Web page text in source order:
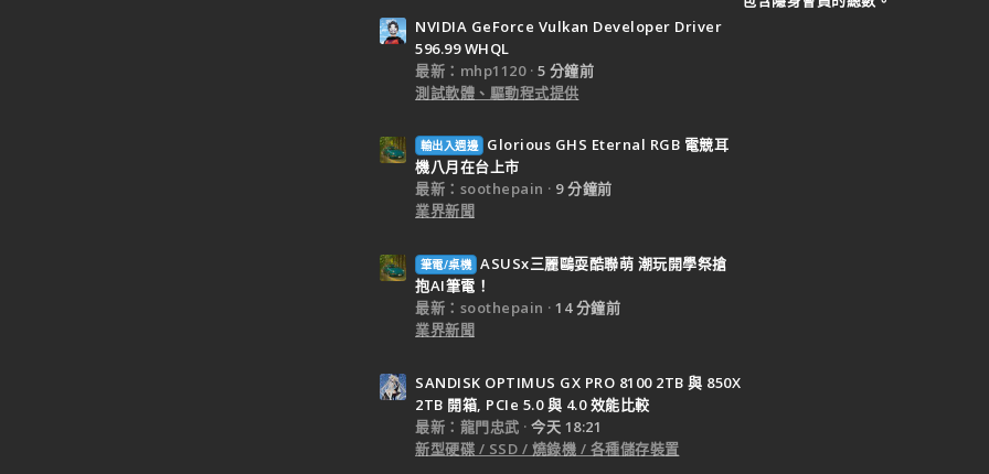
NVIDIA GeForce Vulkan Developer Driver
596.99 WHQL
最新：mhp1120
5 分鐘前
測試軟體、驅動程式提供
輸出入週邊
Glorious GHS Eternal RGB 電競耳
機八月在台上市
最新：soothepain
9 分鐘前
業界新聞
筆電/桌機 ASUSx三麗鷗耍酷聯萌 潮玩開學祭搶
抱AI筆電！
最新：soothepain
14 分鐘前
業界新聞
SANDISK OPTIMUS GX PRO 8100 2TB 與 850X
2TB 開箱, PCIe 5.0 與 4.0 效能比較
最新：龍門忠武
今天 18:21
新型硬碟 / SSD / 燒錄機 / 各種儲存裝置